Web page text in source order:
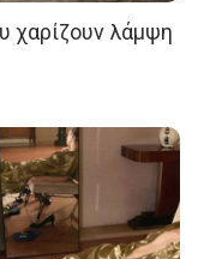
χαρίζουν λάμψη